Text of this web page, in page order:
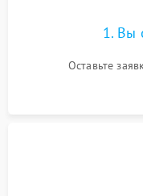
1. Вы
Оставьте